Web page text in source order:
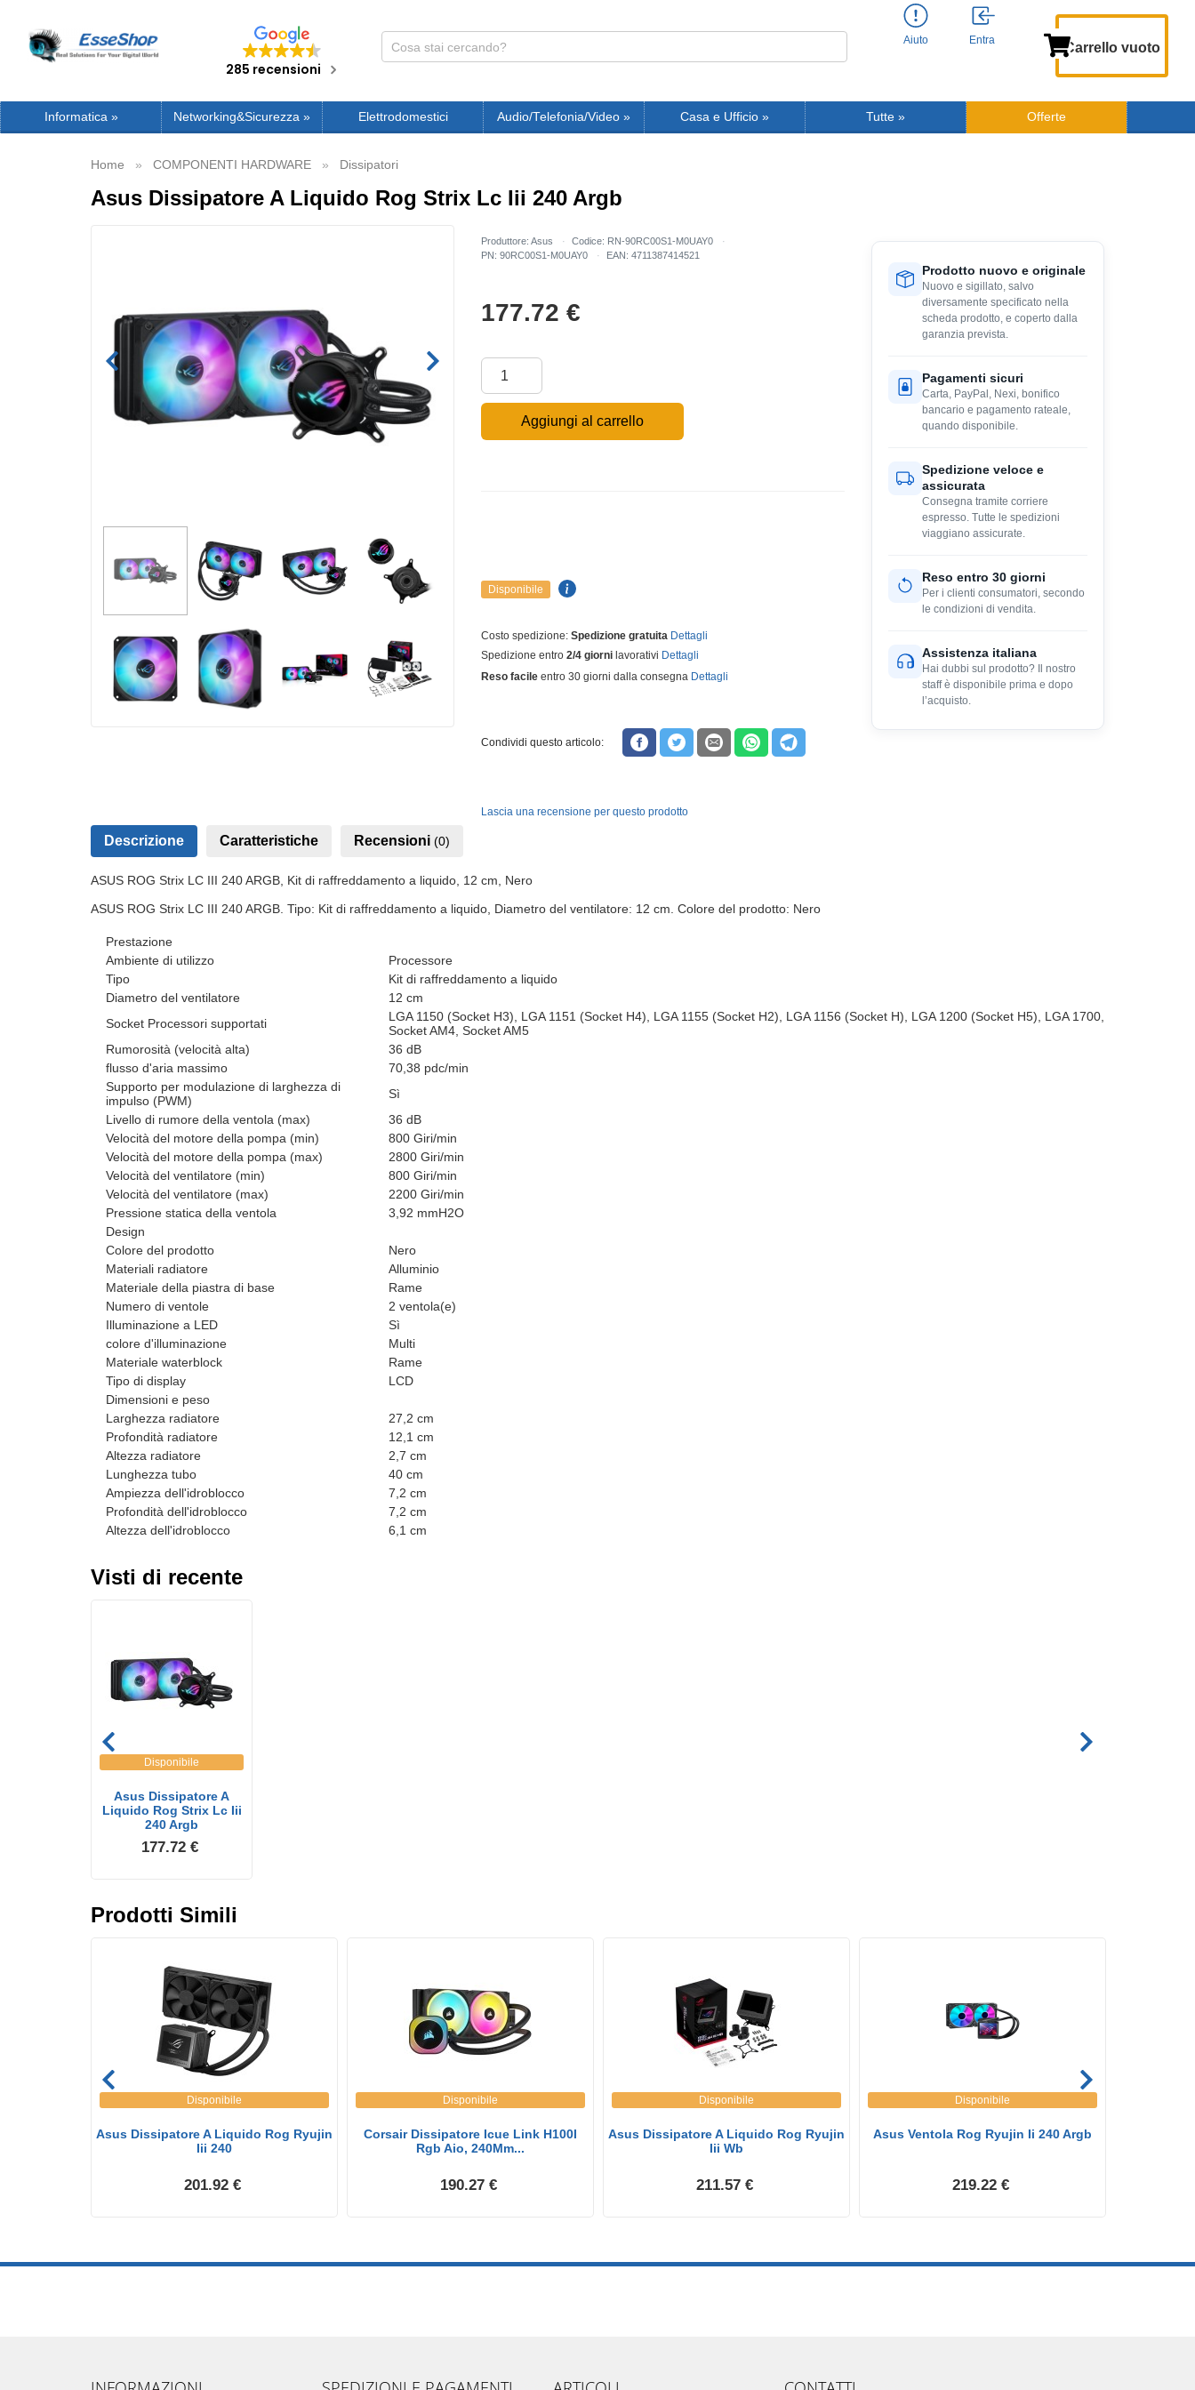
285 recensioni
Aiuto Entra Carrello vuoto
Informatica» Networking&Sicurezza » Elettrodomestici Audio/Telefonia/Video » Casa e Ufficio » Tutte » Offerte
Home COMPONENTI HARDWARE Dissipatori
Asus Dissipatore A Liquido Rog Strix Lc Iii 240 Argb
Produttore: Asus
Codice: RN-90RC00S1-M0UAY0
PN: 90RC00S1-M0UAY0
EAN: 4711387414521
177.72 €
Aggiungi al carrello
Disponibile
Costo spedizione: Spedizione gratuita Dettagli
Spedizione entro 2/4 giornilavorativi Dettagli
Reso facileentro 30 giorni dalla consegna Dettagli
Condividi questo articolo:
Lascia una recensione per questo prodotto
Prodotto nuovo e originale
Nuovo e sigillato, salvo
diversamente specificato nella
scheda prodotto, e coperto dalla
garanzia prevista.
Pagamenti sicuri
Carta, PayPal, Nexi, bonifico
bancario e pagamento rateale,
quando disponibile.
Spedizione veloce e
assicurata
Consegna tramite corriere
espresso. Tutte le spedizioni
viaggiano assicurate.
Reso entro 30 giorni
Per i clienti consumatori, secondo
le condizioni di vendita.
Assistenza italiana
Hai dubbi sul prodotto? Il nostro
staff è disponibile prima e dopo
l’acquisto.
Descrizione Caratteristiche Recensioni (0)
ASUS ROG Strix LC III 240 ARGB, Kit di raffreddamento a liquido, 12 cm, Nero
ASUS ROG Strix LC III 240 ARGB. Tipo: Kit di raffreddamento a liquido, Diametro del ventilatore: 12 cm. Colore del prodotto: Nero
Prestazione
Ambiente di utilizzo
Processore
Tipo
Kit di raffreddamento a liquido
Diametro del ventilatore
12 cm
Socket Processori supportati
LGA 1150 (Socket H3), LGA 1151 (Socket H4), LGA 1155 (Socket H2), LGA 1156 (Socket H), LGA 1200 (Socket H5), LGA 1700,
Socket AM4, Socket AM5
Rumorosità (velocità alta)
36 dB
flusso d'aria massimo
70,38 pdc/min
Supporto per modulazione di larghezza di
impulso (PWM)
Sì
Livello di rumore della ventola (max)
36 dB
Velocità del motore della pompa (min)
800 Giri/min
Velocità del motore della pompa (max)
2800 Giri/min
Velocità del ventilatore (min)
800 Giri/min
Velocità del ventilatore (max)
2200 Giri/min
Pressione statica della ventola
3,92 mmH2O
Design
Colore del prodotto
Nero
Materiali radiatore
Alluminio
Materiale della piastra di base
Rame
Numero di ventole
2 ventola(e)
Illuminazione a LED
Sì
colore d'illuminazione
Multi
Materiale waterblock
Rame
Tipo di display
LCD
Dimensioni e peso
Larghezza radiatore
27,2 cm
Profondità radiatore
12,1 cm
Altezza radiatore
2,7 cm
Lunghezza tubo
40 cm
Ampiezza dell'idroblocco
7,2 cm
Profondità dell'idroblocco
7,2 cm
Altezza dell'idroblocco
6,1 cm
Visti di recente
Disponibile
Asus Dissipatore A
Liquido Rog Strix Lc Iii
240 Argb
177.72 €
Prodotti Simili
Disponibile
Asus Dissipatore A Liquido Rog Ryujin
Iii 240
201.92 €
Disponibile
Corsair Dissipatore Icue Link H100I
Rgb Aio, 240Mm...
190.27 €
Disponibile
Asus Dissipatore A Liquido Rog Ryujin
Iii Wb
211.57 €
Disponibile
Asus Ventola Rog Ryujin Ii 240 Argb
219.22 €